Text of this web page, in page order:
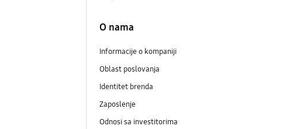
O nama
Informacije o kompaniji
Oblast poslovanja
Identitet brenda
Zaposlenje
Odnosi sa investitorima